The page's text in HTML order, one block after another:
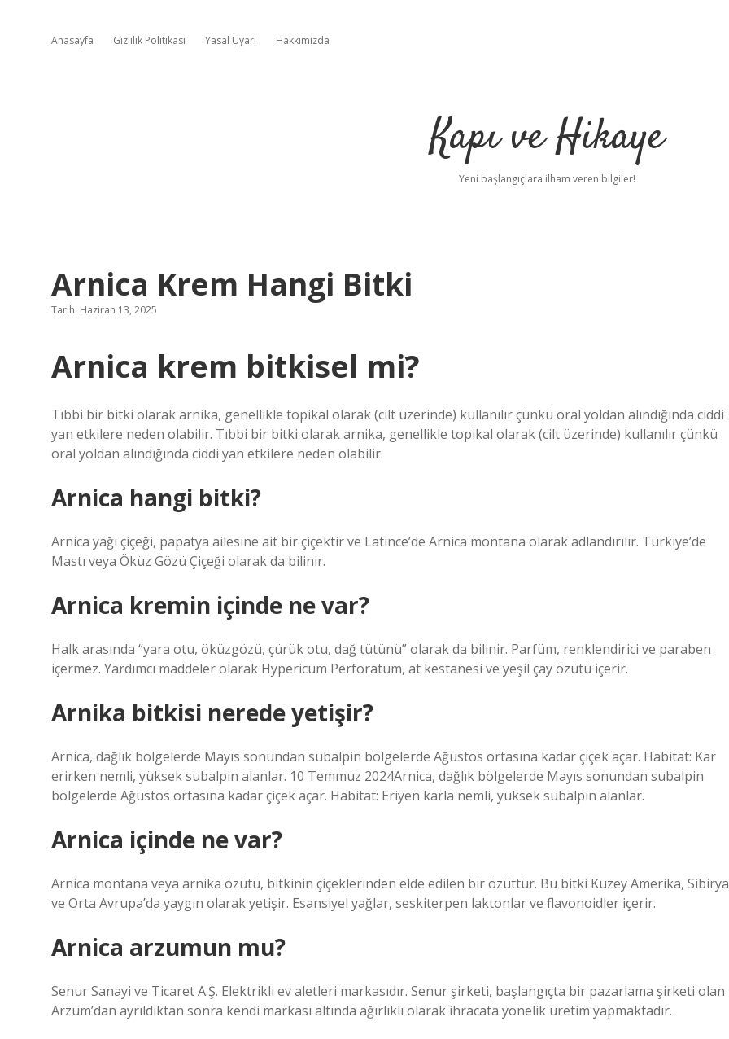
Anasayfa Gizlilik Politikası Yasal Uyarı Hakkımızda
Kapı ve Hikaye
Yeni başlangıçlara ilham veren bilgiler!
Arnica Krem Hangi Bitki
Tarih: Haziran 13, 2025
Arnica krem bitkisel mi?
Tıbbi bir bitki olarak arnika, genellikle topikal olarak (cilt üzerinde) kullanılır çünkü oral yoldan alındığında ciddi
yan etkilere neden olabilir. Tıbbi bir bitki olarak arnika, genellikle topikal olarak (cilt üzerinde) kullanılır çünkü
oral yoldan alındığında ciddi yan etkilere neden olabilir.
Arnica hangi bitki?
Arnica yağı çiçeği, papatya ailesine ait bir çiçektir ve Latince’de Arnica montana olarak adlandırılır. Türkiye’de
Mastı veya Öküz Gözü Çiçeği olarak da bilinir.
Arnica kremin içinde ne var?
Halk arasında “yara otu, öküzgözü, çürük otu, dağ tütünü” olarak da bilinir. Parfüm, renklendirici ve paraben
içermez. Yardımcı maddeler olarak Hypericum Perforatum, at kestanesi ve yeşil çay özütü içerir.
Arnika bitkisi nerede yetişir?
Arnica, dağlık bölgelerde Mayıs sonundan subalpin bölgelerde Ağustos ortasına kadar çiçek açar. Habitat: Kar
erirken nemli, yüksek subalpin alanlar. 10 Temmuz 2024Arnica, dağlık bölgelerde Mayıs sonundan subalpin
bölgelerde Ağustos ortasına kadar çiçek açar. Habitat: Eriyen karla nemli, yüksek subalpin alanlar.
Arnica içinde ne var?
Arnica montana veya arnika özütü, bitkinin çiçeklerinden elde edilen bir özüttür. Bu bitki Kuzey Amerika, Sibirya
ve Orta Avrupa’da yaygın olarak yetişir. Esansiyel yağlar, seskiterpen laktonlar ve flavonoidler içerir.
Arnica arzumun mu?
Senur Sanayi ve Ticaret A.Ş. Elektrikli ev aletleri markasıdır. Senur şirketi, başlangıçta bir pazarlama şirketi olan
Arzum’dan ayrıldıktan sonra kendi markası altında ağırlıklı olarak ihracata yönelik üretim yapmaktadır.